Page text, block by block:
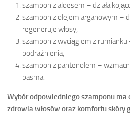
szampon z aloesem – działa
szampon z olejem arganowym –
regeneruje włosy,
szampon z wyciągiem z rumianku
podrażnienia,
szampon z pantenolem –
pasma.
Wybór odpowiedniego szamponu ma
zdrowia włosów oraz komfortu skóry